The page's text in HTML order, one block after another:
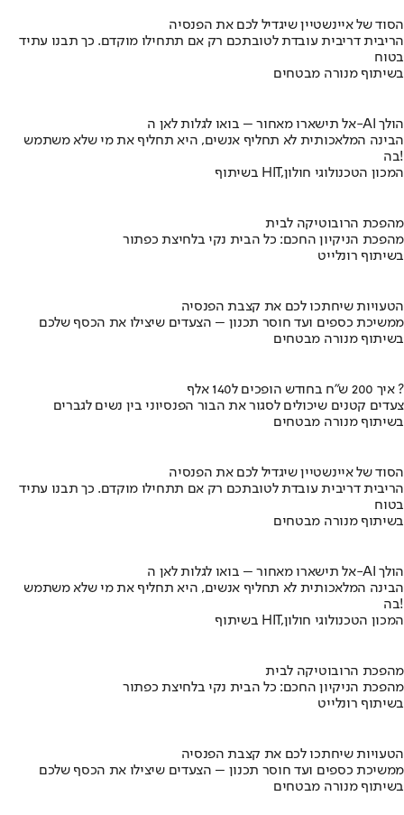
הסוד של איינשטיין שיגדיל לכם את הפנסיה
הריבית דריבית עובדת לטובתכם רק אם תתחילו מוקדם. כך תבנו עתיד
בטוח
בשיתוף מנורה מבטחים
אל תישארו מאחור – בואו לגלות לאן ה-AI הולך
הבינה המלאכותית לא תחליף אנשים, היא תחליף את מי שלא משתמש
בה!
בשיתוף HIT,המכון הטכנולוגי חולון
מהפכת הרובוטיקה לבית
מהפכת הניקיון החכם: כל הבית נקי בלחיצת כפתור
בשיתוף רונלייט
הטעויות שיחתכו לכם את קצבת הפנסיה
ממשיכת כספים ועד חוסר תכנון – הצעדים שיצילו את הכסף שלכם
בשיתוף מנורה מבטחים
איך 200 ש"ח בחודש הופכים ל140 אלף ?
צעדים קטנים שיכולים לסגור את הבור הפנסיוני בין נשים לגברים
בשיתוף מנורה מבטחים
הסוד של איינשטיין שיגדיל לכם את הפנסיה
הריבית דריבית עובדת לטובתכם רק אם תתחילו מוקדם. כך תבנו עתיד
בטוח
בשיתוף מנורה מבטחים
אל תישארו מאחור – בואו לגלות לאן ה-AI הולך
הבינה המלאכותית לא תחליף אנשים, היא תחליף את מי שלא משתמש
בה!
בשיתוף HIT,המכון הטכנולוגי חולון
מהפכת הרובוטיקה לבית
מהפכת הניקיון החכם: כל הבית נקי בלחיצת כפתור
בשיתוף רונלייט
הטעויות שיחתכו לכם את קצבת הפנסיה
ממשיכת כספים ועד חוסר תכנון – הצעדים שיצילו את הכסף שלכם
בשיתוף מנורה מבטחים